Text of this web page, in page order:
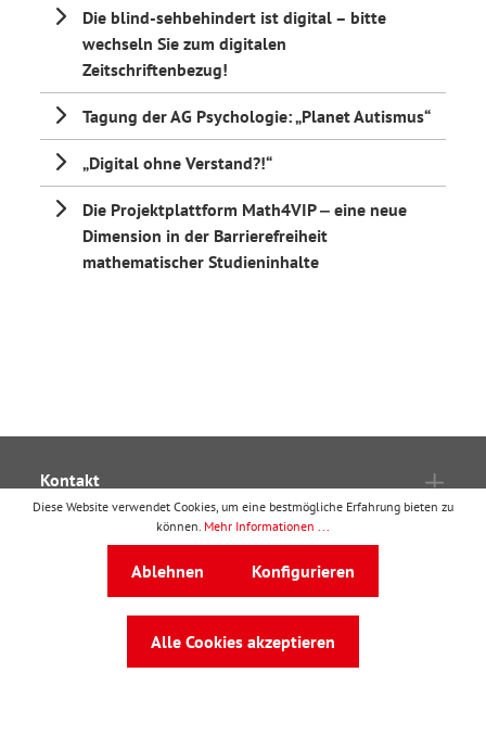
Die blind-sehbehindert ist digital – bitte
wechseln Sie zum digitalen
Zeitschriftenbezug!
Tagung der AG Psychologie: „Planet Autismus“
„Digital ohne Verstand?!“
Die Projektplattform Math4VIP ‒ eine neue
Dimension in der Barrierefreiheit
mathematischer Studieninhalte
Kontakt
Diese Website verwendet Cookies, um eine bestmögliche Erfahrung bieten zu
können. Mehr Informationen ...
Ablehnen Konfigurieren
Alle Cookies akzeptieren